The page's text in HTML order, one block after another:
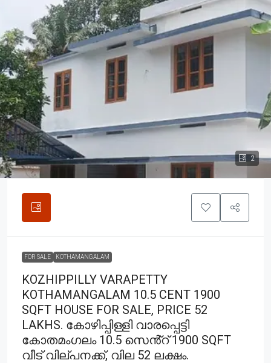
2
FOR SALE KOTHAMANGALAM
KOZHIPPILLY VARAPETTY
KOTHAMANGALAM 10.5 CENT 1900
SQFT HOUSE FOR SALE, PRICE 52
LAKHS. കോഴിപ്പിള്ളി വാരപ്പെട്ടി
കോതമംഗലം 10.5 സെൻ്റ് 1900 SQFT
വീട് വില്പനക്ക്, വില 52 ലക്ഷം.